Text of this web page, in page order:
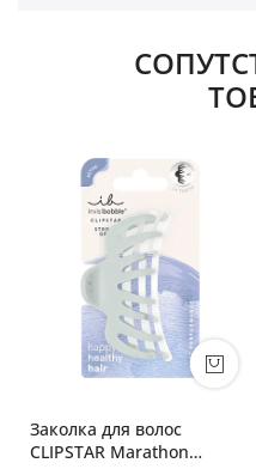
Заколка для волос
CLIPSTAR Marathon